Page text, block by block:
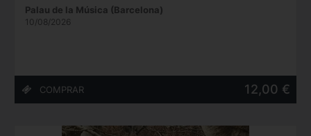
Palau de la Música (Barcelona)
10/08/2026
12,00 €